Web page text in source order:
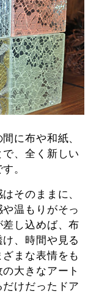
に布や和紙、
、全く新しい
。
そのままに、
温もりがそっ
し込めば、布
、時間や見る
まな表情をも
大きなアート
けだったドア